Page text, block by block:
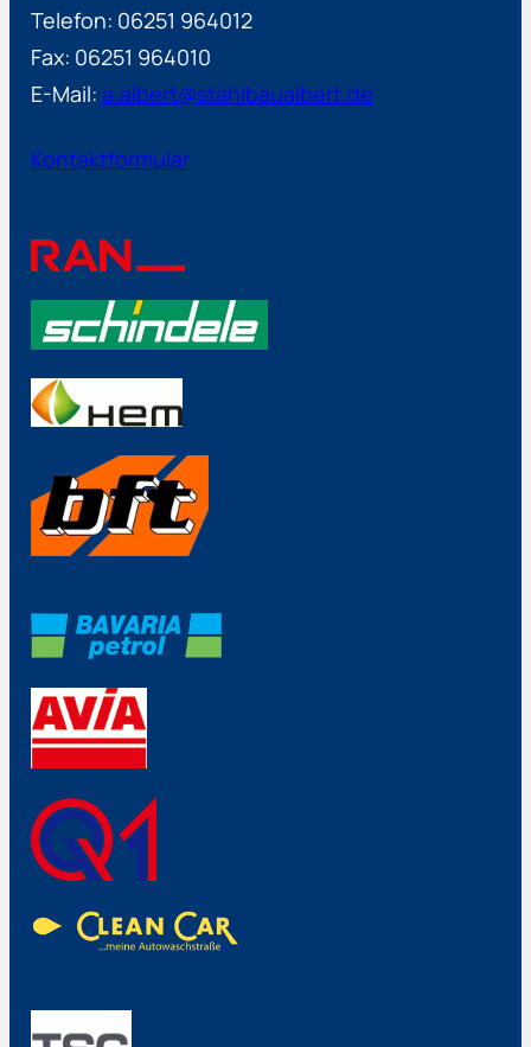
Telefon: 06251 964012
Fax: 06251 964010
E-Mail: a.albert@stahlbaualbert.de
Kontaktformular